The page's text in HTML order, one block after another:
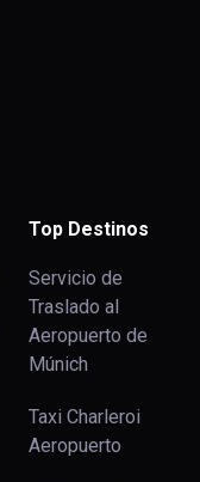
Top Destinos
Servicio de
Traslado al
Aeropuerto de
Múnich
Taxi Charleroi
Aeropuerto